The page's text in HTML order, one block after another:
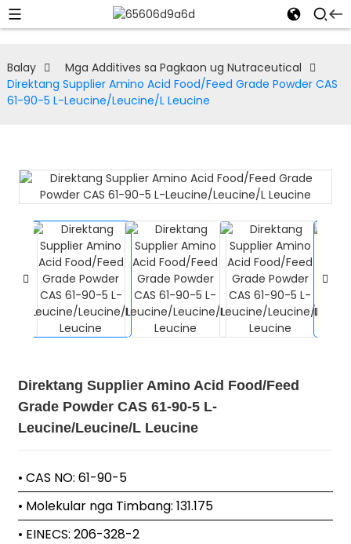
Balay
Mga Additives sa Pagkaon ug Nutraceutical
Direktang Supplier Amino Acid Food/Feed Grade Powder CAS
61-90-5 L-Leucine/Leucine/L Leucine
Direktang Supplier Amino Acid Food/Feed
Grade Powder CAS 61-90-5 L-
Leucine/Leucine/L Leucine
• CAS NO: 61-90-5
• Molekular nga Timbang: 131.175
• EINECS: 206-328-2